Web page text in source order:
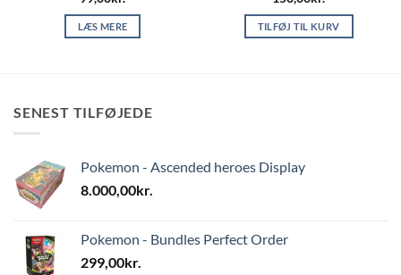
LÆS MERE TILFØJ TIL KURV
SENEST TILFØJEDE
Pokemon - Ascended heroes Display
8.000,00kr.
Pokemon - Bundles Perfect Order
299,00kr.